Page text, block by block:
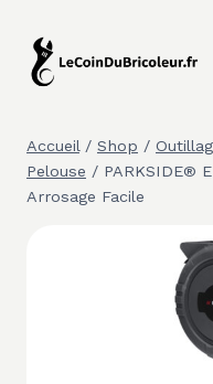
contenu
Accueil / Shop /
Pelouse / PARKSIDE®
Arrosage Facile